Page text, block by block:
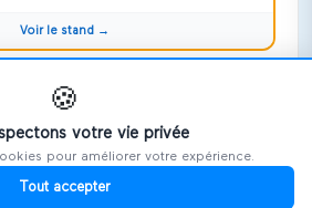
Voir le stand →
Technologie & Innovation
Voir le stand →
Apah Finances
🍪
votre vie privée
pour améliorer votre expérience.
Tout accepter